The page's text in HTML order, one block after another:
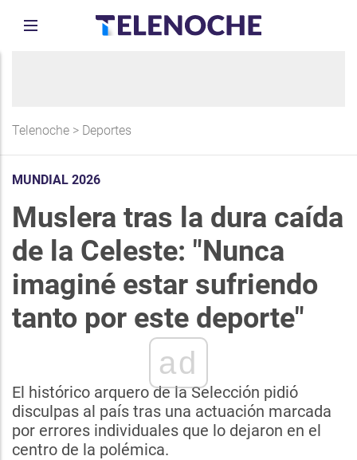
Telenoche > Deportes
MUNDIAL 2026
Muslera tras la dura caída
de la Celeste: "Nunca
imaginé estar sufriendo
tanto por este deporte"
ad
El histórico arquero de la Selección pidió
disculpas al país tras una actuación marcada
por errores individuales que lo dejaron en el
centro de la polémica.